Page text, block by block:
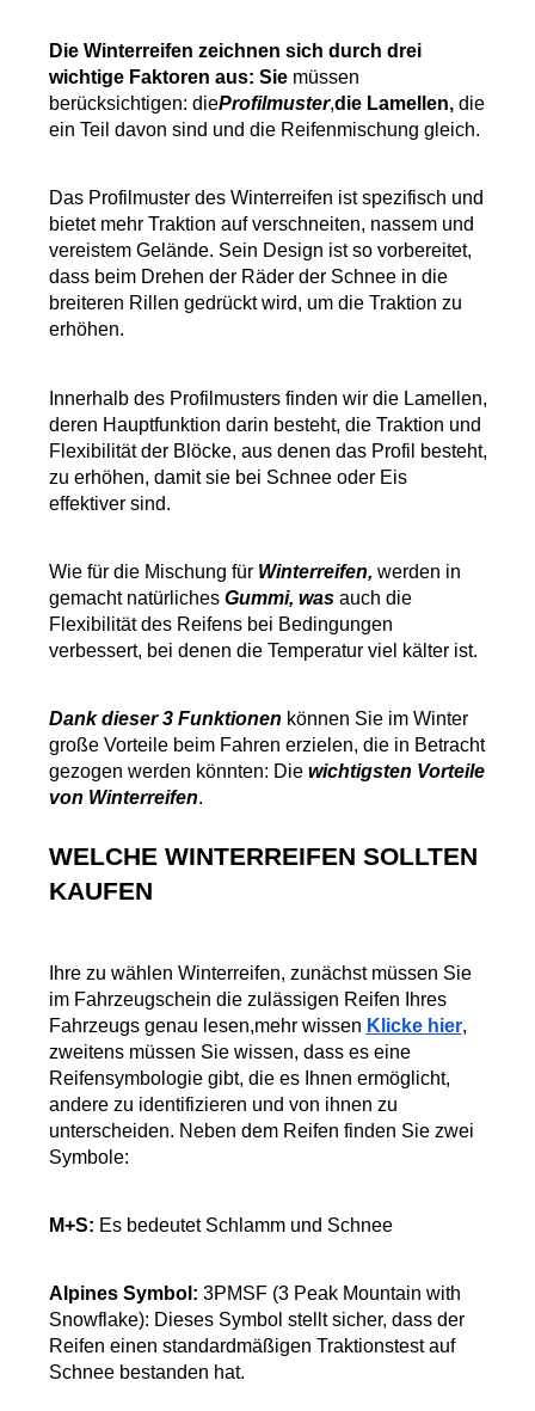
Die Winterreifen zeichnen sich durch drei
wichtige Faktoren aus: Sie müssen
berücksichtigen: dieProfilmuster,die Lamellen, die
ein Teil davon sind und die Reifenmischung gleich.
Das Profilmuster des Winterreifen ist spezifisch und
bietet mehr Traktion auf verschneiten, nassem und
vereistem Gelände. Sein Design ist so vorbereitet,
dass beim Drehen der Räder der Schnee in die
breiteren Rillen gedrückt wird, um die Traktion zu
erhöhen.
Innerhalb des Profilmusters finden wir die Lamellen,
deren Hauptfunktion darin besteht, die Traktion und
Flexibilität der Blöcke, aus denen das Profil besteht,
zu erhöhen, damit sie bei Schnee oder Eis
effektiver sind.
Wie für die Mischung für Winterreifen, werden in
gemacht natürliches Gummi, was auch die
Flexibilität des Reifens bei Bedingungen
verbessert, bei denen die Temperatur viel kälter ist.
Dank dieser 3 Funktionen können Sie im Winter
große Vorteile beim Fahren erzielen, die in Betracht
gezogen werden könnten: Die wichtigsten Vorteile
von Winterreifen.
WELCHE WINTERREIFEN SOLLTEN
KAUFEN
Ihre zu wählen Winterreifen, zunächst müssen Sie
im Fahrzeugschein die zulässigen Reifen Ihres
Fahrzeugs genau lesen,mehr wissen Klicke hier,
zweitens müssen Sie wissen, dass es eine
Reifensymbologie gibt, die es Ihnen ermöglicht,
andere zu identifizieren und von ihnen zu
unterscheiden. Neben dem Reifen finden Sie zwei
Symbole:
M+S: Es bedeutet Schlamm und Schnee
Alpines Symbol: 3PMSF (3 Peak Mountain with
Snowflake): Dieses Symbol stellt sicher, dass der
Reifen einen standardmäßigen Traktionstest auf
Schnee bestanden hat.